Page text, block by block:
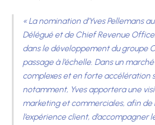
« La nomination d’Yves Pellemans
Délégué et de Chief Revenue
dans le développement du groupe
passage à l’échelle. Dans un
complexes et en forte accélération
notamment, Yves apportera une
marketing et commerciales, afin
l’expérience client,